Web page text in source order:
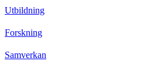
Utbildning
Forskning
Samverkan